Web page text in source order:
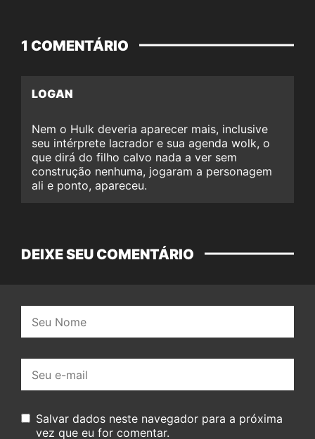
1 COMENTÁRIO
LOGAN
Nem o Hulk deveria aparecer mais, inclusive
seu intérprete lacrador e sua agenda wolk, o
que dirá do filho calvo nada a ver sem
construção nenhuma, jogaram a personagem
ali e ponto, apareceu.
DEIXE SEU COMENTÁRIO
mail:
Salvar dados neste navegador para a próxima
vez que eu for comentar.